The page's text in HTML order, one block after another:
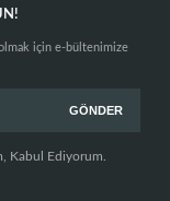
için e-bültenimize
Kabul Ediyorum.